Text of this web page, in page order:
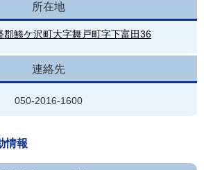
所在地
郡鯵ケ沢町大字舞戸町字下富田36
連絡先
050-2016-1600
情報